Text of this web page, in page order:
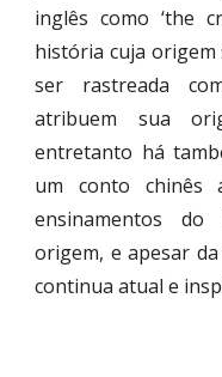
inglês como ‘the
história cuja
ser rastreada
atribuem sua
entretanto há
um conto chinês
ensinamentos do
origem, e apesar
continua atual e